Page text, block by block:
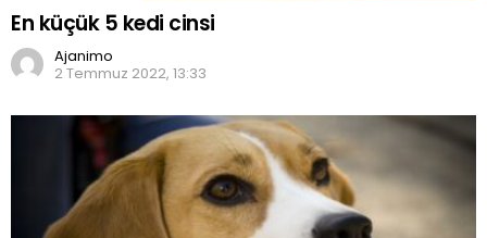
En küçük 5 kedi cinsi
Ajanimo
2 Temmuz 2022, 13:33